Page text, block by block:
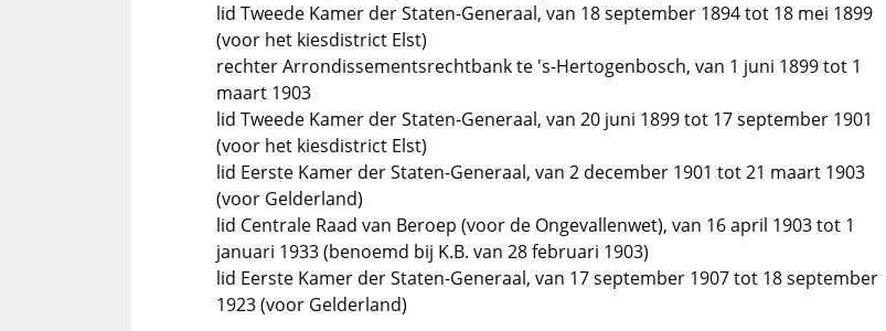
lid Tweede Kamer der Staten-Generaal, van 18 september 1894 tot 18 mei 1899
(voor het kiesdistrict Elst)
rechter Arrondissementsrechtbank te 's-Hertogenbosch, van 1 juni 1899 tot 1
maart 1903
lid Tweede Kamer der Staten-Generaal, van 20 juni 1899 tot 17 september 1901
(voor het kiesdistrict Elst)
lid Eerste Kamer der Staten-Generaal, van 2 december 1901 tot 21 maart 1903
(voor Gelderland)
lid Centrale Raad van Beroep (voor de Ongevallenwet), van 16 april 1903 tot 1
januari 1933 (benoemd bij K.B. van 28 februari 1903)
lid Eerste Kamer der Staten-Generaal, van 17 september 1907 tot 18 september
1923 (voor Gelderland)